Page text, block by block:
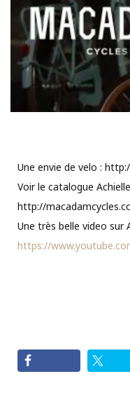
Une envie de velo :
Voir le catalogue
http://
Une très belle video sur
https://